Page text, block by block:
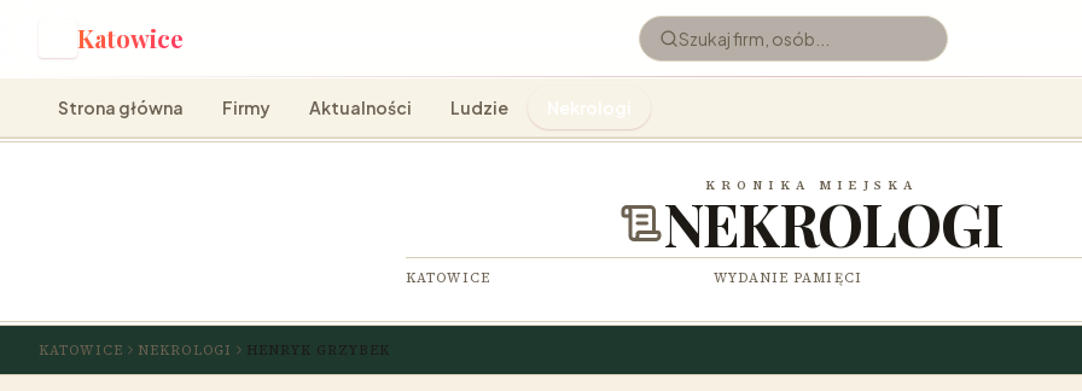
Katowice
Strona główna Firmy Aktualności Ludzie Nekrologi
KRONIKA MIEJSKA
NEKROLOGI
KATOWICE WYDANIE PAMIĘCI
KATOWICE NEKROLOGI HENRYK GRZYBEK